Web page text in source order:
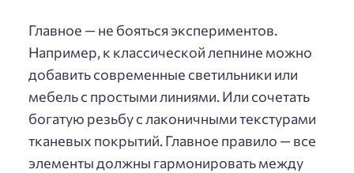
Главное — не бояться экспериментов.
Например, к классической лепнине можно
добавить современные светильники или
мебель с простыми линиями. Или сочетать
богатую резьбу с лаконичными текстурами
тканевых покрытий. Главное правило — все
элементы должны гармонировать между